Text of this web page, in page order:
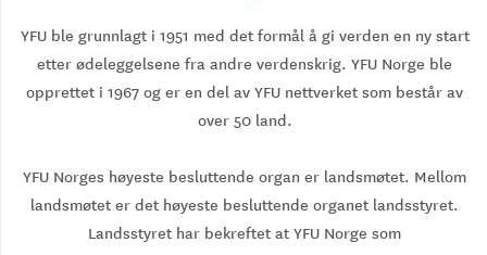
YFU ble grunnlagt i 1951 med det formål å gi verden en ny start
etter ødeleggelsene fra andre verdenskrig. YFU Norge ble
opprettet i 1967 og er en del av YFU nettverket som består av
over 50 land.
YFU Norges høyeste besluttende organ er landsmøtet. Mellom
landsmøtet er det høyeste besluttende organet landsstyret.
Landsstyret har bekreftet at YFU Norge som